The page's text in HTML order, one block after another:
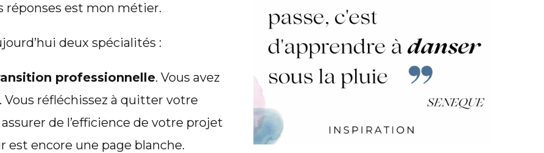
réponses est mon métier.
deux spécialités :
professionnelle. Vous avez
Vous réfléchissez à quitter votre
de l’efficience de votre projet
est encore une page blanche.